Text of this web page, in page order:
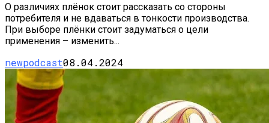
О различиях плёнок стоит рассказать со стороны
потребителя и не вдаваться в тонкости производства.
При выборе плёнки стоит задуматься о цели
применения – изменить...
newpodcast08.04.2024